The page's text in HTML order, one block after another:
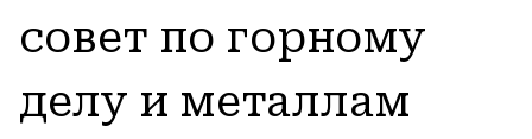
совет по горному
делу и металлам